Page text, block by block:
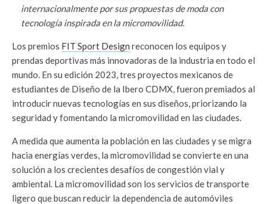
internacionalmente por sus propuestas de moda con
tecnología inspirada en la micromovilidad.
Los premios FIT Sport Design reconocen los equipos y
prendas deportivas más innovadoras de la industria en todo el
mundo. En su edición 2023, tres proyectos mexicanos de
estudiantes de Diseño de la Ibero CDMX, fueron premiados al
introducir nuevas tecnologías en sus diseños, priorizando la
seguridad y fomentando la micromovilidad en las ciudades.
A medida que aumenta la población en las ciudades y se migra
hacia energías verdes, la micromovilidad se convierte en una
solución a los crecientes desafíos de congestión vial y
ambiental. La micromovilidad son los servicios de transporte
ligero que buscan reducir la dependencia de automóviles